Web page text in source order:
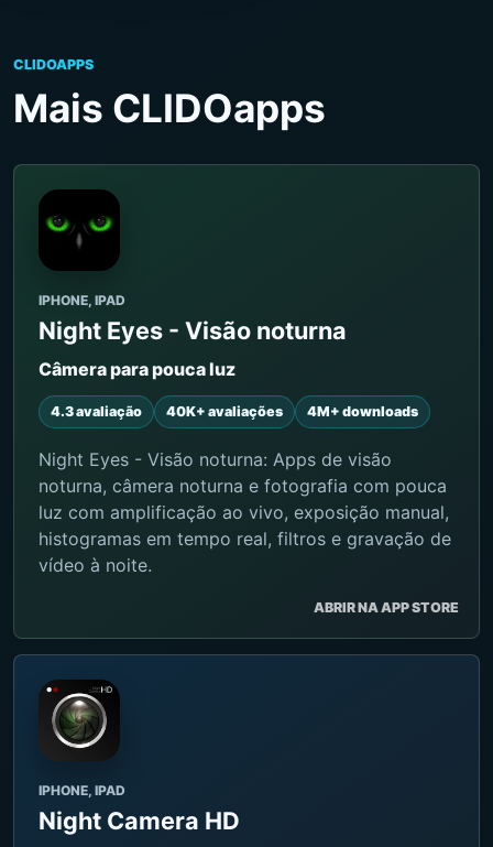
CLIDOAPPS
Mais CLIDOapps
IPHONE, IPAD
Night Eyes - Visão noturna
Câmera para pouca luz
4.3 avaliação 40K+ avaliações 4M+ downloads
Night Eyes - Visão noturna: Apps de visão
noturna, câmera noturna e fotografia com pouca
luz com amplificação ao vivo, exposição manual,
histogramas em tempo real, filtros e gravação de
vídeo à noite.
ABRIR NA APP STORE
IPHONE, IPAD
Night Camera HD